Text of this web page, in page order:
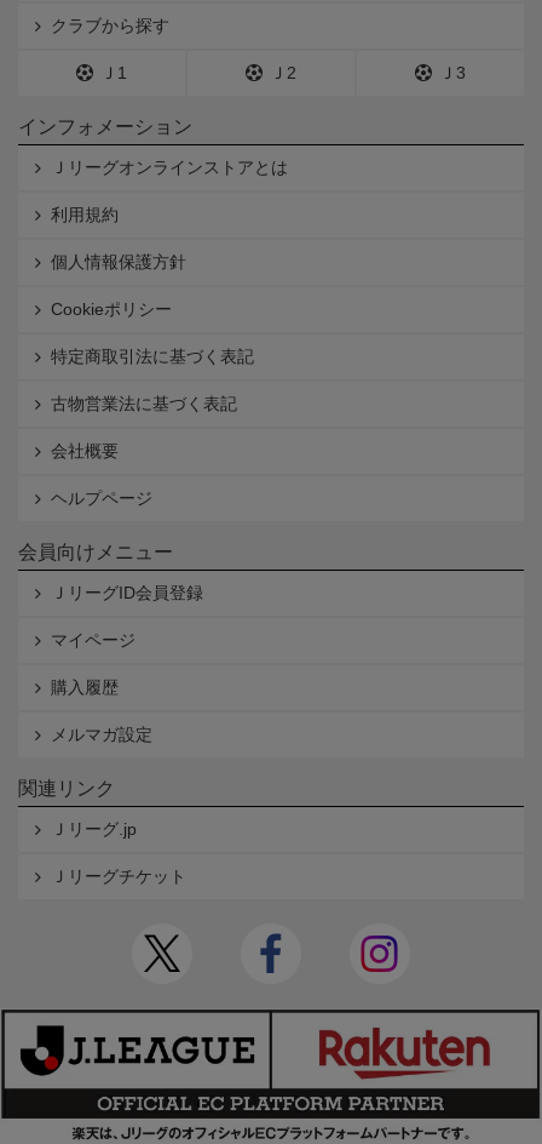
クラブから探す
Ｊ1 Ｊ2 Ｊ3
インフォメーション
Ｊリーグオンラインストアとは
利用規約
個人情報保護方針
Cookieポリシー
特定商取引法に基づく表記
古物営業法に基づく表記
会社概要
ヘルプページ
会員向けメニュー
ＪリーグID会員登録
マイページ
購入履歴
メルマガ設定
関連リンク
Ｊリーグ.jp
Ｊリーグチケット